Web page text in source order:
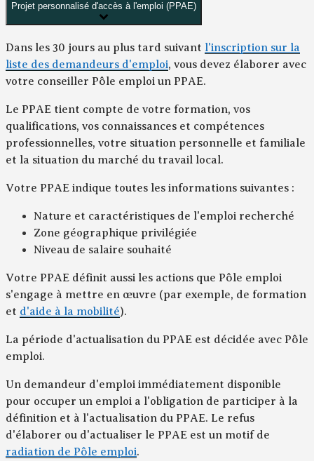
Projet personnalisé d'accès à l'emploi (PPAE)
Dans les 30 jours au plus tard suivant l'inscription sur la
liste des demandeurs d'emploi, vous devez élaborer avec
votre conseiller Pôle emploi un PPAE.
Le PPAE tient compte de votre formation, vos
qualifications, vos connaissances et compétences
professionnelles, votre situation personnelle et familiale
et la situation du marché du travail local.
Votre PPAE indique toutes les informations suivantes :
Nature et caractéristiques de l'emploi recherché
Zone géographique privilégiée
Niveau de salaire souhaité
Votre PPAE définit aussi les actions que Pôle emploi
s'engage à mettre en œuvre (par exemple, de formation
et d'aide à la mobilité).
La période d'actualisation du PPAE est décidée avec Pôle
emploi.
Un demandeur d'emploi immédiatement disponible
pour occuper un emploi a l'obligation de participer à la
définition et à l'actualisation du PPAE. Le refus
d'élaborer ou d'actualiser le PPAE est un motif de
radiation de Pôle emploi.